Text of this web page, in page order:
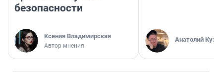
безопасности
Ксения Владимирская
Автор мнения
Анатолий